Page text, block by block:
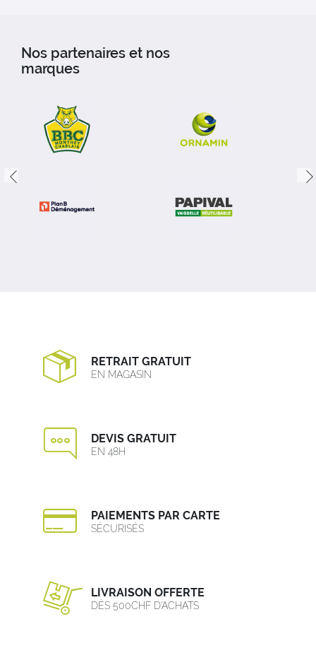
Nos partenaires et nos
marques
RETRAIT GRATUIT
EN MAGASIN
DEVIS GRATUIT
EN 48H
PAIEMENTS PAR CARTE
SÉCURISÉS
LIVRAISON OFFERTE
DÈS 500CHF D’ACHATS